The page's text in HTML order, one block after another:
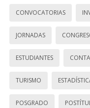
CONVOCATORIAS
JORNADAS
ESTUDIANTES
TURISMO
POSGRADO